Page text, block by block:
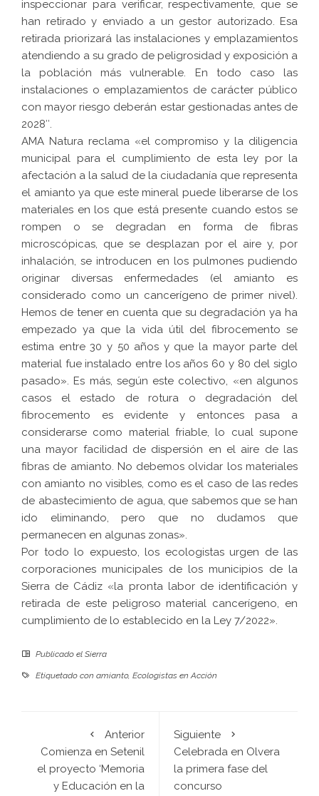
inspeccionar para verificar, respectivamente, que se
han retirado y enviado a un gestor autorizado. Esa
retirada priorizará las instalaciones y emplazamientos
atendiendo a su grado de peligrosidad y exposición a
la población más vulnerable. En todo caso las
instalaciones o emplazamientos de carácter público
con mayor riesgo deberán estar gestionadas antes de
2028″.
AMA Natura reclama «el compromiso y la diligencia
municipal para el cumplimiento de esta ley por la
afectación a la salud de la ciudadanía que representa
el amianto ya que este mineral puede liberarse de los
materiales en los que está presente cuando estos se
rompen o se degradan en forma de fibras
microscópicas, que se desplazan por el aire y, por
inhalación, se introducen en los pulmones pudiendo
originar diversas enfermedades (el amianto es
considerado como un cancerígeno de primer nivel).
Hemos de tener en cuenta que su degradación ya ha
empezado ya que la vida útil del fibrocemento se
estima entre 30 y 50 años y que la mayor parte del
material fue instalado entre los años 60 y 80 del siglo
pasado». Es más, según este colectivo, «en algunos
casos el estado de rotura o degradación del
fibrocemento es evidente y entonces pasa a
considerarse como material friable, lo cual supone
una mayor facilidad de dispersión en el aire de las
fibras de amianto. No debemos olvidar los materiales
con amianto no visibles, como es el caso de las redes
de abastecimiento de agua, que sabemos que se han
ido eliminando, pero que no dudamos que
permanecen en algunas zonas».
Por todo lo expuesto, los ecologistas urgen de las
corporaciones municipales de los municipios de la
Sierra de Cádiz «la pronta labor de identificación y
retirada de este peligroso material cancerígeno, en
cumplimiento de lo establecido en la Ley 7/2022».
Publicado el Sierra
Etiquetado con amianto, Ecologistas en Acción
Anterior
Comienza en Setenil
el proyecto ‘Memoria
y Educación en la
Siguiente
Celebrada en Olvera
la primera fase del
concurso